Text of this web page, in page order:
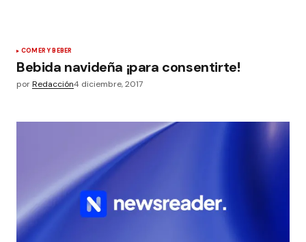
COMER Y BEBER
Bebida navideña ¡para consentirte!
porRedacción4 diciembre, 2017